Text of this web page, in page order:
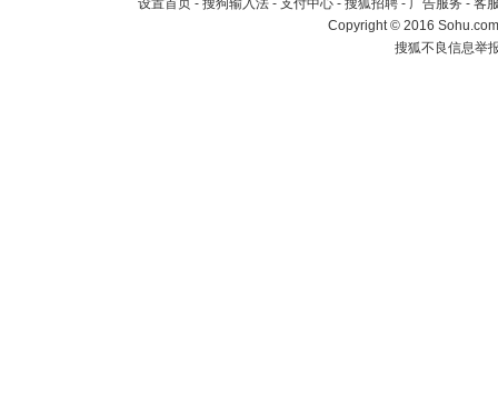
设置首页 - 搜狗输入法 - 支付中心 - 搜狐招聘 - 广告服务 - 客
Copyright©2016
搜狐不良信息举